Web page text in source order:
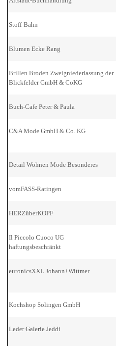
Stoff-Bahn
Blumen Ecke Rang
Brillen Broden Zweigniederlassung der
Blickfelder GmbH & CoKG
Buch-Cafe Peter & Paula
C&A Mode GmbH & Co. KG
Detail Wohnen Mode Besonderes
vomFASS-Ratingen
HERZüberKOPF
Il Piccolo Cuoco UG
haftungsbeschränkt
euronicsXXL Johann+Wittmer
Kochshop Solingen GmbH
Leder Galerie Jeddi